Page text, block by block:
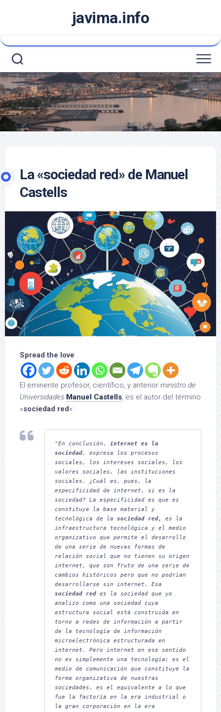
javima.info
La «sociedad red» de Manuel
Castells
Spread the love
El eminente profesor, científico, y anterior ministro de
Universidades Manuel Castells, es el autor del término
«sociedad red«:
"En conclusión, internet es la
sociedad, expresa los procesos
sociales, los intereses sociales, los
valores sociales, las instituciones
sociales. ¿Cuál es, pues, la
especificidad de internet, si es la
sociedad? La especificidad es que es
constituye la base material y
tecnológica de la sociedad red,
es la
infraestructura tecnológica y el medio
organizativo que permite el desarrollo
de una serie de nuevas formas de
relación social que no tienen su origen
internet, que son fruto de una serie de
cambios históricos pero que no podrían
sociedad red es la sociedad que yo
analizo como una sociedad cuya
estructura social está construida en
torno a redes de información a partir
de la tecnología de información
microelectrónica estructurada en
internet. Pero internet en ese sentido
no es simplemente una tecnología; es el
medio de comunicación que constituye la
forma organizativa de nuestras
sociedades, es el equivalente a lo que
fue la factoría en la era industrial o
la gran corporación en la era